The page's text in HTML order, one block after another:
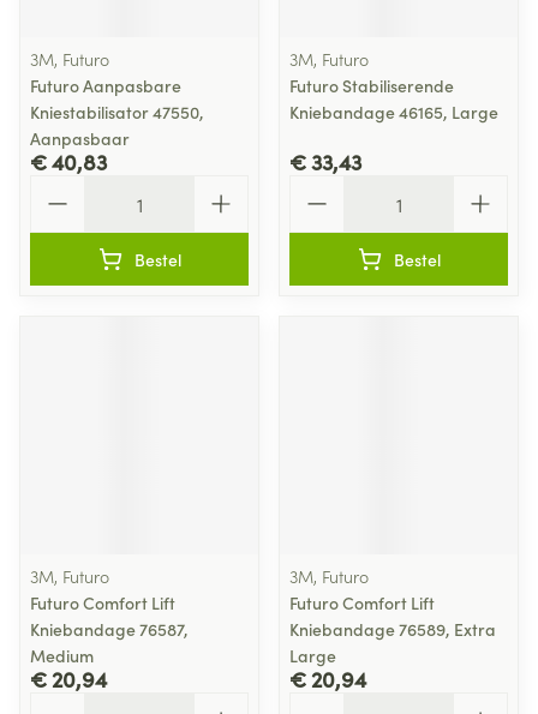
3M, Futuro
Futuro Aanpasbare
Kniestabilisator 47550,
Aanpasbaar
€ 40,83
Bestel
3M, Futuro
Futuro Stabiliserende
Kniebandage 46165, Large
€ 33,43
Bestel
3M, Futuro
Futuro Comfort Lift
Kniebandage 76587,
Medium
€ 20,94
3M, Futuro
Futuro Comfort Lift
Kniebandage 76589, Extra
Large
€ 20,94